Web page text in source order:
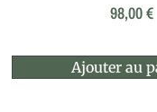
98,00€
Ajouter au